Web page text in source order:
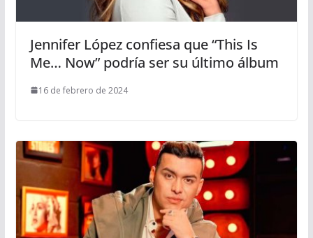
Jennifer López confiesa que “This Is
Me… Now” podría ser su último álbum
16 de febrero de 2024